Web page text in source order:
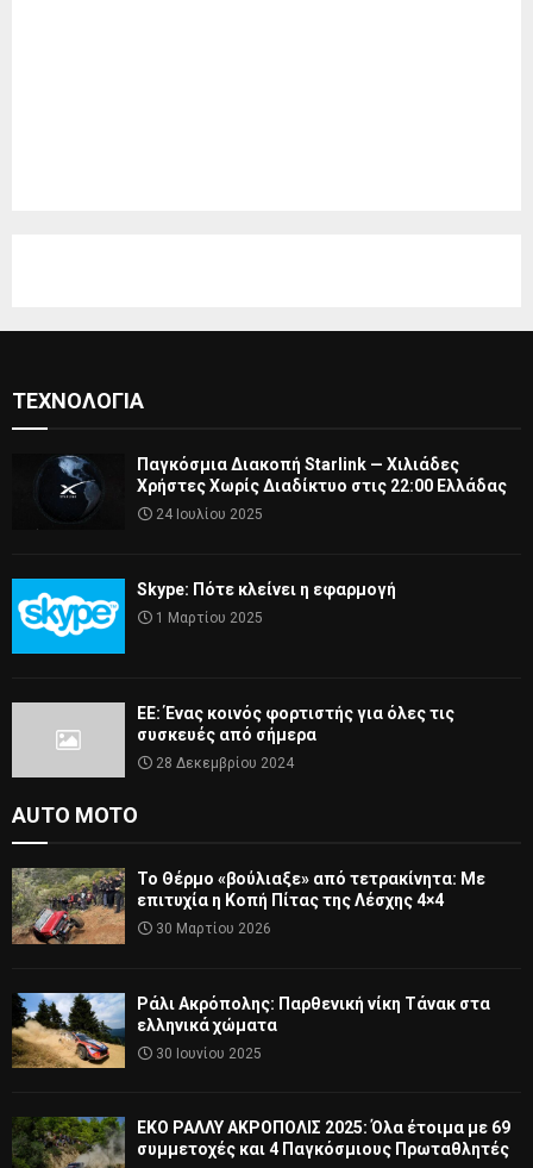
ΤΕΧΝΟΛΟΓΊΑ
Παγκόσμια Διακοπή Starlink — Χιλιάδες
Χρήστες Χωρίς Διαδίκτυο στις 22:00 Ελλάδας
24 Ιουλίου 2025
Skype: Πότε κλείνει η εφαρμογή
1 Μαρτίου 2025
ΕΕ: Ένας κοινός φορτιστής για όλες τις
συσκευές από σήμερα
28 Δεκεμβρίου 2024
AUTO MOTO
Το Θέρμο «βούλιαξε» από τετρακίνητα: Με
επιτυχία η Κοπή Πίτας της Λέσχης 4×4
30 Μαρτίου 2026
Ράλι Ακρόπολης: Παρθενική νίκη Τάνακ στα
ελληνικά χώματα
30 Ιουνίου 2025
ΕΚΟ ΡΑΛΛΥ ΑΚΡΟΠΟΛΙΣ 2025: Όλα έτοιμα με 69
συμμετοχές και 4 Παγκόσμιους Πρωταθλητές